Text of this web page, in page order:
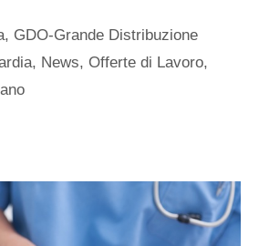
, GDO-Grande Distribuzione
, News, Offerte di Lavoro,